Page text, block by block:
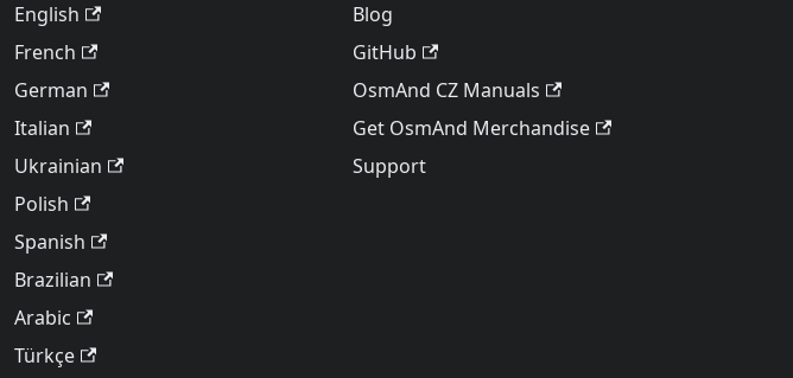
English
French
German
Italian
Ukrainian
Polish
Spanish
Brazilian
Arabic
Türkçe
Blog
GitHub
OsmAnd CZ Manuals
Get OsmAnd Merchandise
Support